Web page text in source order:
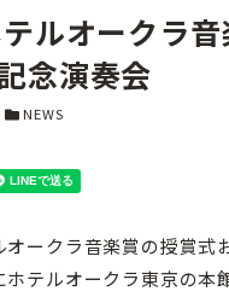
ルオークラ音
念演奏会
カテゴリー
NEWS
ークラ音楽賞の授賞式
ホテルオークラ東京の本